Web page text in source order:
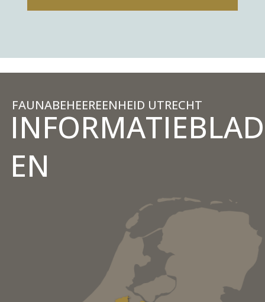
FAUNABEHEEREENHEID UTRECHT
INFORMATIEBLAD
EN